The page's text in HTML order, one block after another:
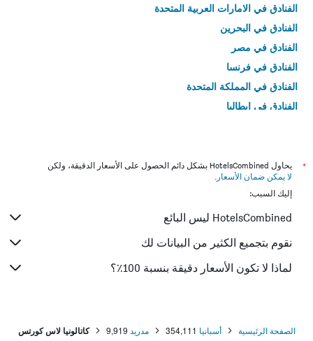
الفنادق في الامارات العربية المتحدة
الفنادق في البحرين
الفنادق في مصر
الفنادق في فرنسا
الفنادق في المملكة المتحدة
الفنادق في إيطاليا
*
يحاول HotelsCombined بشكل دائم الحصول على الأسعار الدقيقة، ولكن
لا يمكن ضمان الأسعار .
إليك السبب:
HotelsCombined ليس البائع
نقوم بتجميع الكثير من البيانات لك
لماذا لا تكون الأسعار دقيقة بنسبة 100٪؟
الصفحة الرئيسية أسبانيا 354,111 مدريد 9,919 كاتالونيا لاس كورتس